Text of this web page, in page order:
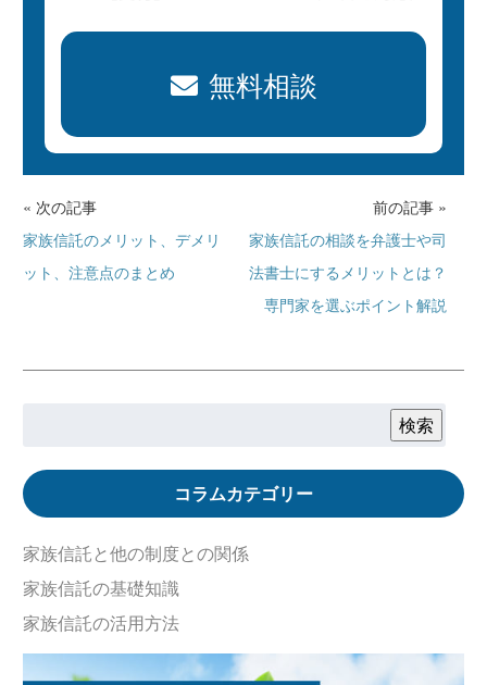
無料相談
« 次の記事
家族信託のメリット、デメリ
ット、注意点のまとめ
前の記事 »
家族信託の相談を弁護士や司
法書士にするメリットとは？
専門家を選ぶポイント解説
検索
コラムカテゴリー
家族信託と他の制度との関係
家族信託の基礎知識
家族信託の活用方法